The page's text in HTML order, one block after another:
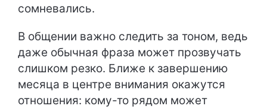
сомневались.
В общении важно следить за тоном, ведь
даже обычная фраза может прозвучать
слишком резко. Ближе к завершению
месяца в центре внимания окажутся
отношения: кому-то рядом может